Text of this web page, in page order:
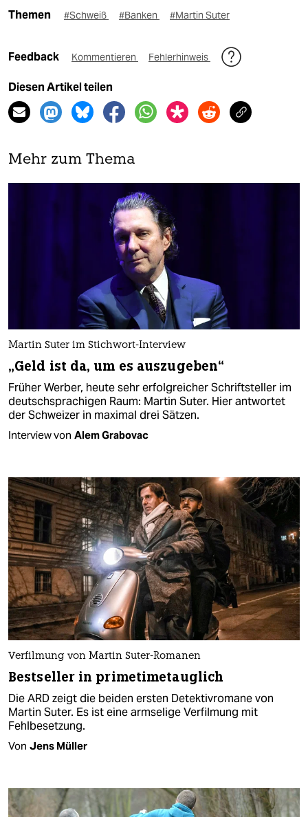
Themen #Schweiß #Banken #Martin Suter
Feedback Kommentieren Fehlerhinweis
Diesen Artikel teilen
Mehr zum Thema
Martin Suter im Stichwort-Interview
„Geld ist da, um es auszugeben“
Früher Werber, heute sehr erfolgreicher Schriftsteller im
deutschsprachigen Raum: Martin Suter. Hier antwortet
der Schweizer in maximal drei Sätzen.
Interview von Alem Grabovac
Verfilmung von Martin Suter-Romanen
Bestseller in primetimetauglich
Die ARD zeigt die beiden ersten Detektivromane von
Martin Suter. Es ist eine armselige Verfilmung mit
Fehlbesetzung.
Von Jens Müller